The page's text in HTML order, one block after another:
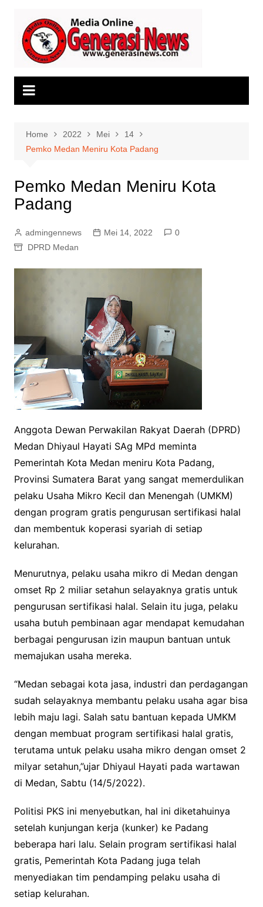
content
Home 2022 Mei
14
Pemko Medan Meniru Kota Padang
Pemko Medan Meniru Kota
Padang
admingennews Mei 14, 2022
0
DPRD Medan
Anggota Dewan Perwakilan Rakyat Daerah (DPRD)
Medan Dhiyaul Hayati SAg MPd meminta
Pemerintah Kota Medan meniru Kota Padang,
Provinsi Sumatera Barat yang sangat memerdulikan
pelaku Usaha Mikro Kecil dan Menengah (UMKM)
dengan program gratis pengurusan sertifikasi halal
dan membentuk koperasi syariah di setiap
kelurahan.
Menurutnya, pelaku usaha mikro di Medan dengan
omset Rp 2 miliar setahun selayaknya gratis untuk
pengurusan sertifikasi halal. Selain itu juga, pelaku
usaha butuh pembinaan agar mendapat kemudahan
berbagai pengurusan izin maupun bantuan untuk
memajukan usaha mereka.
“Medan sebagai kota jasa, industri dan perdagangan
sudah selayaknya membantu pelaku usaha agar bisa
lebih maju lagi. Salah satu bantuan kepada UMKM
dengan membuat program sertifikasi halal gratis,
terutama untuk pelaku usaha mikro dengan omset 2
milyar setahun,”ujar Dhiyaul Hayati pada wartawan
di Medan, Sabtu (14/5/2022).
Politisi PKS ini menyebutkan, hal ini diketahuinya
setelah kunjungan kerja (kunker) ke Padang
beberapa hari lalu. Selain program sertifikasi halal
gratis, Pemerintah Kota Padang juga telah
menyediakan tim pendamping pelaku usaha di
setiap kelurahan.